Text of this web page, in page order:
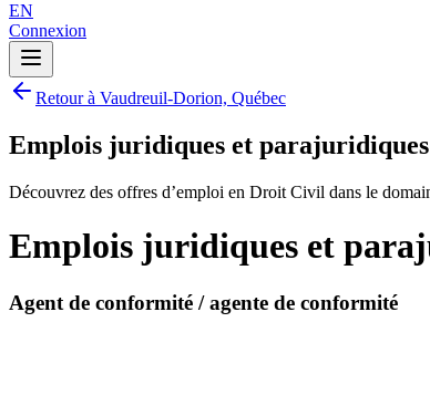
EN
Connexion
Retour à Vaudreuil-Dorion, Québec
Emplois juridiques et
Découvrez des offres d’emploi en Droit Civil dans le
Emplois juridiques et
Agent de conformité / agente de conformité